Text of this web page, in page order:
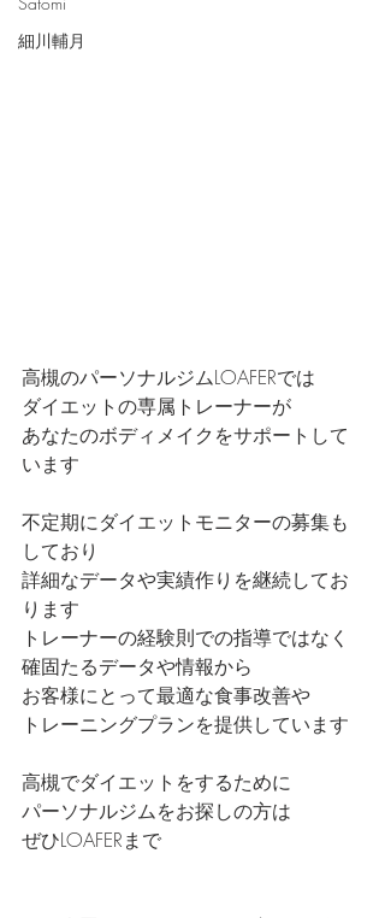
細川輔月
高槻のパーソナルジムLOAFERでは
ダイエットの専属トレーナーが
あなたのボディメイクをサポートして
います
不定期にダイエットモニターの募集も
しており
詳細なデータや実績作りを継続してお
ります
トレーナーの経験則での指導ではなく
確固たるデータや情報から
お客様にとって最適な食事改善や
トレーニングプランを提供しています
高槻でダイエットをするために
パーソナルジムをお探しの方は
ぜひLOAFERまで